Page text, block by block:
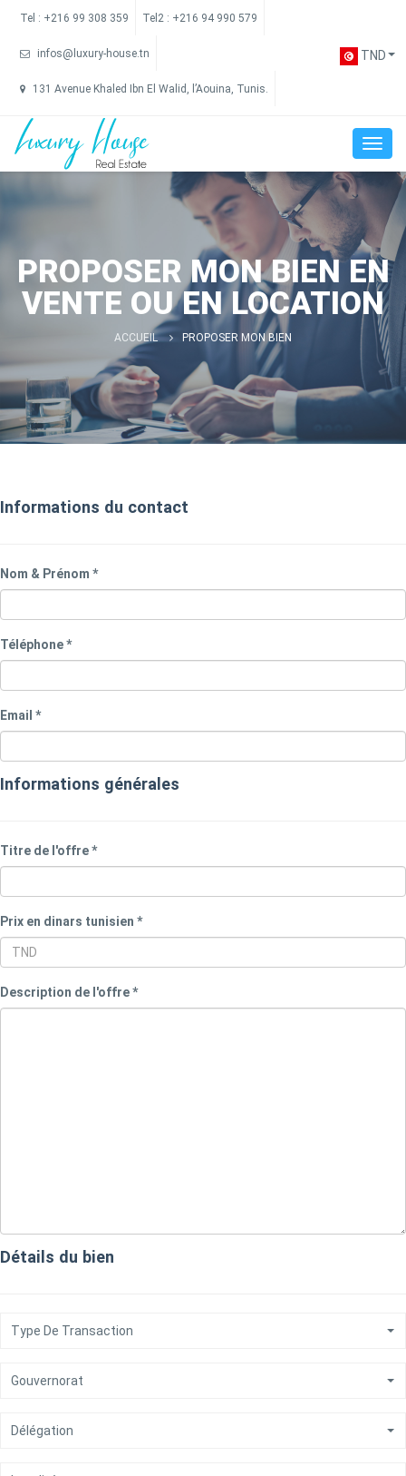
Tel : +216 99 308 359 Tel2 : +216 94 990 579
infos@luxury-house.tn
131 Avenue Khaled Ibn El Walid, l’Aouina, Tunis.
TND
PROPOSER MON BIEN EN
VENTE OU EN LOCATION
ACCUEIL PROPOSER MON BIEN
Informations du contact
Nom & Prénom *
Téléphone *
Email *
Informations générales
Titre de l'offre *
Prix en dinars tunisien *
Description de l'offre *
Détails du bien
Type De Transaction
Gouvernorat
Délégation